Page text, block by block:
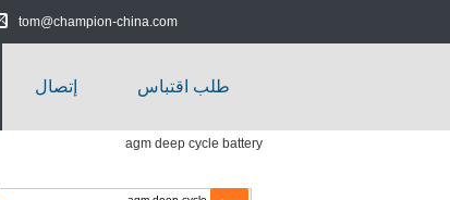
tom@champion-china.com
إتصال طلب اقتباس
agm deep cycle battery